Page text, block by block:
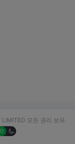
모든 권리 보유.